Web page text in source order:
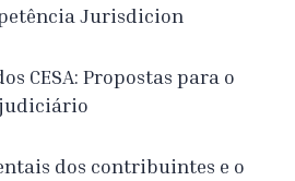
Jurisdicion
CESA: Propostas para o
dos contribuintes e o